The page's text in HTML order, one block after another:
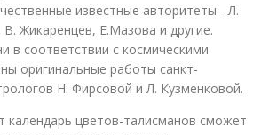
известные авторитеты - Л.
Жикаренцев, Е.Мазова и другие.
в соответствии с космическими
оригинальные работы санкт-
Н. Фирсовой и Л. Кузменковой.
календарь цветов-талисманов сможет